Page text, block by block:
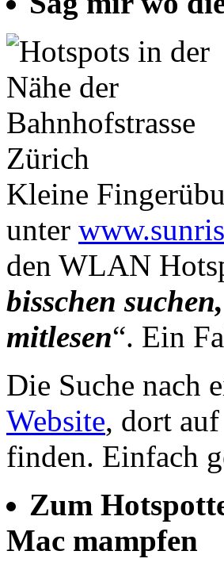
Kleine
unter
den WLAN
bisschen
mitlesen“. Ein
Die Suche nach
Website, dort
finden. Einfach
Zum
Mac mampfen